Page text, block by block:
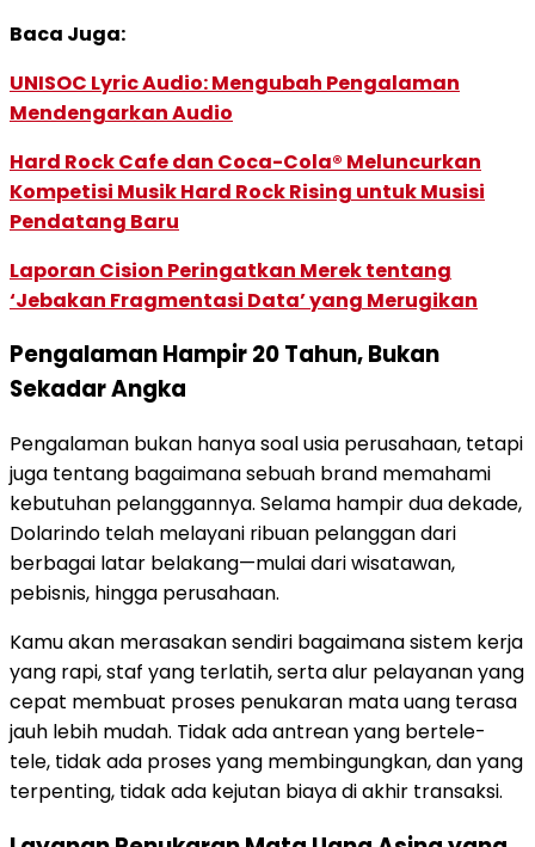
Baca Juga:
UNISOC Lyric Audio: Mengubah Pengalaman
Mendengarkan Audio
Hard Rock Cafe dan Coca-Cola® Meluncurkan
Kompetisi Musik Hard Rock Rising untuk Musisi
Pendatang Baru
Laporan Cision Peringatkan Merek tentang
‘Jebakan Fragmentasi Data’ yang Merugikan
Pengalaman Hampir 20 Tahun, Bukan
Sekadar Angka
Pengalaman bukan hanya soal usia perusahaan, tetapi
juga tentang bagaimana sebuah brand memahami
kebutuhan pelanggannya. Selama hampir dua dekade,
Dolarindo telah melayani ribuan pelanggan dari
berbagai latar belakang—mulai dari wisatawan,
pebisnis, hingga perusahaan.
Kamu akan merasakan sendiri bagaimana sistem kerja
yang rapi, staf yang terlatih, serta alur pelayanan yang
cepat membuat proses penukaran mata uang terasa
jauh lebih mudah. Tidak ada antrean yang bertele-
tele, tidak ada proses yang membingungkan, dan yang
terpenting, tidak ada kejutan biaya di akhir transaksi.